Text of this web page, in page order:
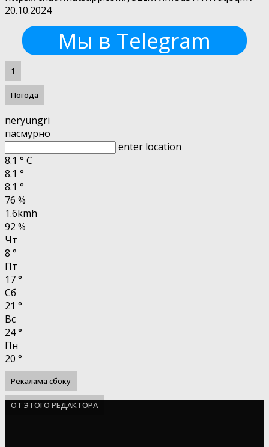
20.10.2024
Мы в Telegram
1
Погода
neryungri
пасмурно
enter location
8.1 ° C
8.1 °
8.1 °
76 %
1.6kmh
92 %
Чт
8 °
Пт
17°
Сб
21 °
Вс
24°
Пн
20 °
Рекалама сбоку
ОТ ЭТОГО РЕДАКТОРА